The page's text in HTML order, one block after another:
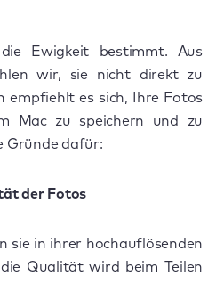
Ewigkeit bestimmt. Aus
wir, sie nicht direkt zu
empfiehlt es sich, Ihre Fotos
Mac zu speichern und zu
Gründe dafür:
der Fotos
sie in ihrer hochauflösenden
Qualität wird beim Teilen